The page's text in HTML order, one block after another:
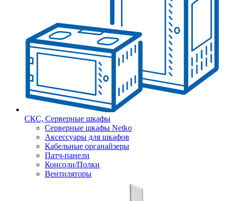
СКС, Серверные шкафы
Серверные шкафы Netko
Аксессуары для шкафов
Кабельные органайзеры
Патч-панели
Консоли/Полки
Вентиляторы